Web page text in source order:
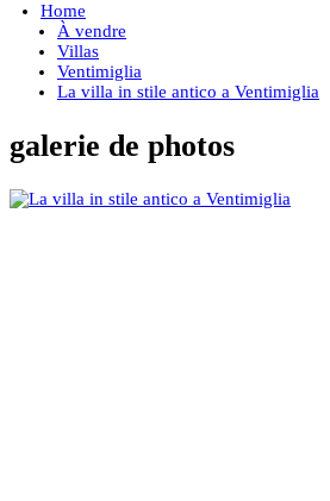
Home
À vendre
Villas
Ventimiglia
La villa in stile antico a Ventimiglia
galerie de photos